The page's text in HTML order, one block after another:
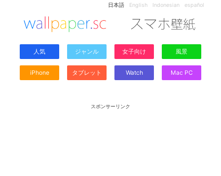
日本語 English Indonesian español
人気 ジャンル 女子向け 風景
iPhone タブレット Watch Mac PC
スポンサーリンク